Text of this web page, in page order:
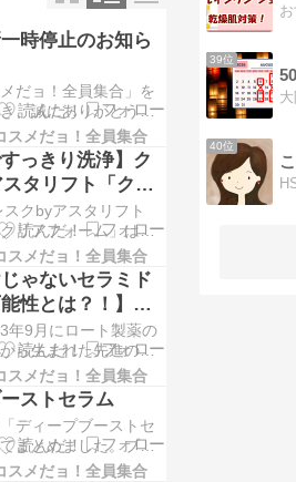
時停止のお知ら
だョ！全員集合」を
、誠にありがとうご
イト管理人の個人的
しばらくの間サイト
せていただくことに
新再開の時期は未定
さまにお役立ていた
お届けできるよう水面
めてまい…
スメだョ！全員集合
すっきり洗浄】ク
タリフト「クリ
フォーム」を試
泡立ちや保湿力、
クbyアスタリフト
クリアフォーム」は、
品を生み出している
ランド「アスタリフ
する洗顔フォームで
り泡で［汚れをオ
オン］してくれると
顔と保湿のダブル効
洗顔フォーム…
スメだョ！全員集合
じゃないセラミド
性とは？！】ブ
ディープブース
レビュー！
年9月にロート製薬の
ら生まれた先進のエ
リーズ「ブルーミ
界初の独自成分「ブ
を配合したアイテム
による乾燥に着目。
ド」は、乾燥した肌
給するだけではな
スメだョ！全員集合
ストセラム
ディープブーストセ
まとめました。ブル
ープブーストセラ
スメだョ！全員集合
39位
40位